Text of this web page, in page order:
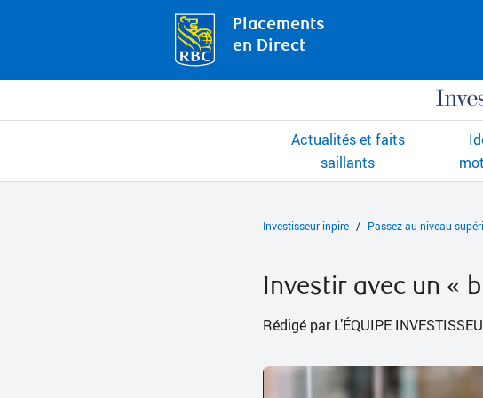
Placements
en Direct
Actualités et faits
saillants
Investisseur inpire Passez au niveau
Investir avec un «
Rédigé par L’ÉQUIPE